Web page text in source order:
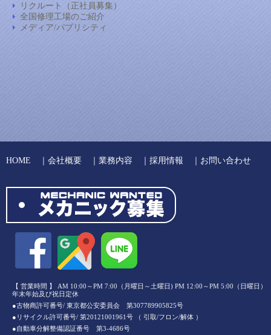
リクルート（正社員募集）
全国修理工場のご紹介
メディア/パブリシティ
HOME ｜ 会社概要 ｜ 業務内容 ｜ 採用情報 ｜ お問い合わせ
【 営業時間 】 AM 10:00～PM 7:00（月曜日～土曜日) PM 12:00～PM 5:00（日曜日）
年末年始及び祝日定休
●古物商許可番号/ 東京都公安委員会 第307789905825号
●リサイクル許可番号/ 第20121001961号 （ 引取/フロン/解体 ）
●自動車分解整備認証番号 第3-4686号